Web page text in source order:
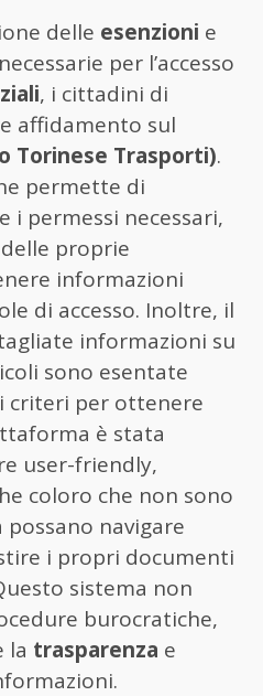
delle esenzioni e
per l’accesso
, i cittadini di
affidamento sul
Torinese Trasporti).
permette di
i permessi necessari,
proprie
informazioni
di accesso. Inoltre, il
informazioni su
sono esentate
criteri per ottenere
è stata
user-friendly,
coloro che non sono
navigare
i propri documenti
sistema non
burocratiche,
la trasparenza e